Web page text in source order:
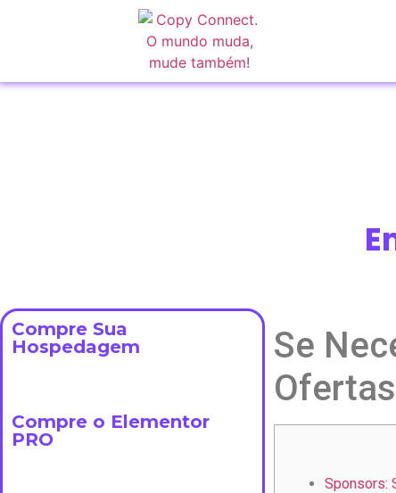
Compre Sua
Hospedagem
Compre o Elementor
PRO
Se
Sponsors: